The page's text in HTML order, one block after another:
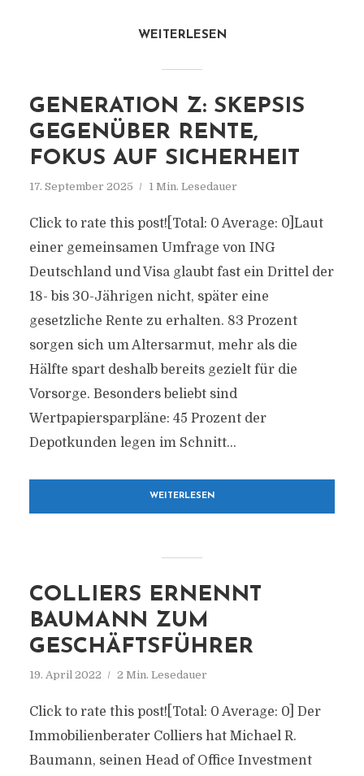
WEITERLESEN
GENERATION Z: SKEPSIS
GEGENÜBER RENTE,
FOKUS AUF SICHERHEIT
17. September 2025 1 Min. Lesedauer
Click to rate this post![Total: 0 Average: 0]Laut
einer gemeinsamen Umfrage von ING
Deutschland und Visa glaubt fast ein Drittel der
18- bis 30-Jährigen nicht, später eine
gesetzliche Rente zu erhalten. 83 Prozent
sorgen sich um Altersarmut, mehr als die
Hälfte spart deshalb bereits gezielt für die
Vorsorge. Besonders beliebt sind
Wertpapiersparpläne: 45 Prozent der
Depotkunden legen im Schnitt...
WEITERLESEN
COLLIERS ERNENNT
BAUMANN ZUM
GESCHÄFTSFÜHRER
19. April 2022 2 Min. Lesedauer
Click to rate this post![Total: 0 Average: 0] Der
Immobilienberater Colliers hat Michael R.
Baumann, seinen Head of Office Investment